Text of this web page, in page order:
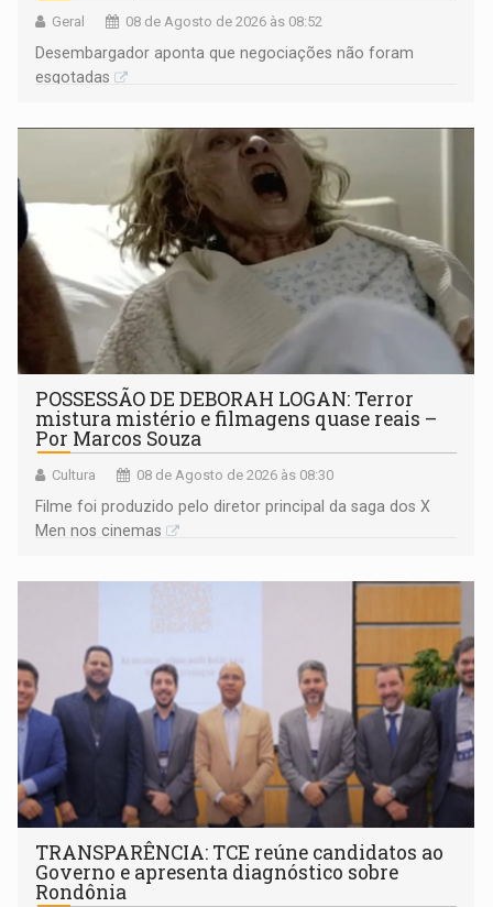
Geral 08 de Agosto de 2026 às 08:52
Desembargador aponta que negociações não foram
esgotadas
POSSESSÃO DE DEBORAH LOGAN: Terror
mistura mistério e filmagens quase reais –
Por Marcos Souza
Cultura 08 de Agosto de 2026 às 08:30
Filme foi produzido pelo diretor principal da saga dos X
Men nos cinemas
TRANSPARÊNCIA: TCE reúne candidatos ao
Governo e apresenta diagnóstico sobre
Rondônia